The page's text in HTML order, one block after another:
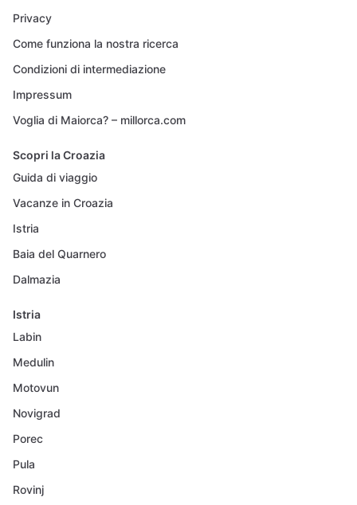
Privacy
Come funziona la nostra ricerca
Condizioni di intermediazione
Impressum
Voglia di Maiorca? – millorca.com
Scopri la Croazia
Guida di viaggio
Vacanze in Croazia
Istria
Baia del Quarnero
Dalmazia
Istria
Labin
Medulin
Motovun
Novigrad
Porec
Pula
Rovinj